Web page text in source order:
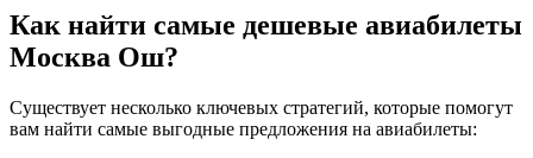
Как найти самые дешевые авиабилеты
Москва Ош?
Существует несколько ключевых стратегий, которые помогут
вам найти самые выгодные предложения на авиабилеты: